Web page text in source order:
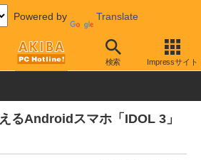
Powered by Translate
検索 Impressサイト
ル スマートフォン SIMフリースマー
るAndroidスマホ「IDOL 3」